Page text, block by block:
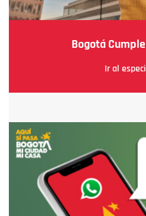
Bogotá
Ir al